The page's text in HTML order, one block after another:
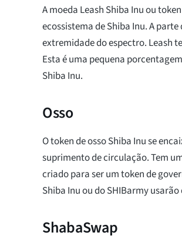
A moeda Leash Shiba Inu ou
ecossistema de Shiba Inu. A
extremidade do espectro. Leash
Esta é uma pequena
Shiba Inu.
Osso
O token de osso Shiba Inu se
suprimento de circulação. Tem
criado para ser um token de
Shiba Inu ou do SHIBarmy
ShabaSwap